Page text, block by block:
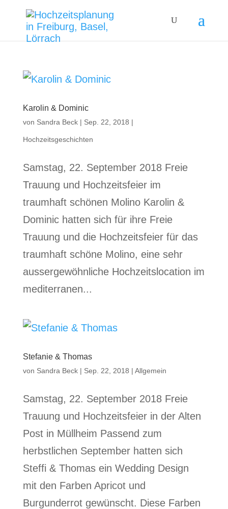
Karolin & Dominic
von Sandra Beck| Sep. 22, 2018 |
Hochzeitsgeschichten
Samstag, 22. September 2018 Freie
Trauung und Hochzeitsfeier im
traumhaft schönen Molino Karolin &
Dominic hatten sich für ihre Freie
Trauung und die Hochzeitsfeier für das
traumhaft schöne Molino, eine sehr
aussergewöhnliche Hochzeitslocation im
mediterranen...
Stefanie & Thomas
von Sandra Beck| Sep. 22, 2018 | Allgemein
Samstag, 22. September 2018 Freie
Trauung und Hochzeitsfeier in der Alten
Post in Müllheim Passend zum
herbstlichen September hatten sich
Steffi & Thomas ein Wedding Design
mit den Farben Apricot und
Burgunderrot gewünscht. Diese Farben